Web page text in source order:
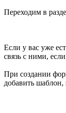
Переходим в
Если у вас уже
связь с ними,
При создании
добавить шаблон,